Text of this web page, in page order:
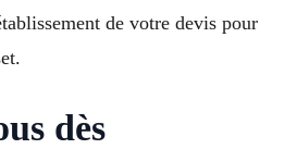
de votre devis pour
dès